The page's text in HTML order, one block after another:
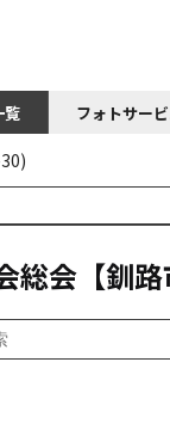
覧 フォトサー
会【釧路